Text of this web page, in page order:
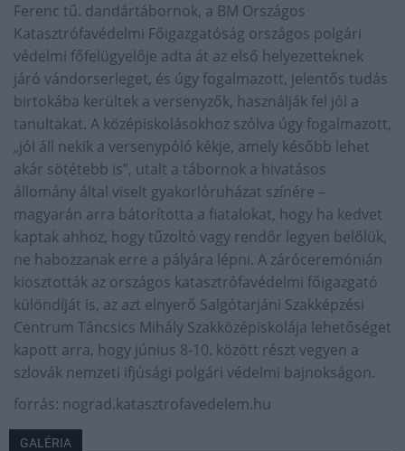
Ferenc tű. dandártábornok, a BM Országos
Katasztrófavédelmi Főigazgatóság országos polgári
védelmi főfelügyelője adta át az első helyezetteknek
járó vándorserleget, és úgy fogalmazott, jelentős tudás
birtokába kerültek a versenyzők, használják fel jól a
tanultakat. A középiskolásokhoz szólva úgy fogalmazott,
„jól áll nekik a versenypóló kékje, amely később lehet
akár sötétebb is”, utalt a tábornok a hivatásos
állomány által viselt gyakorlóruházat színére –
magyarán arra bátorította a fiatalokat, hogy ha kedvet
kaptak ahhoz, hogy tűzoltó vagy rendőr legyen belőlük,
ne habozzanak erre a pályára lépni. A záróceremónián
kiosztották az országos katasztrófavédelmi főigazgató
különdíját is, az azt elnyerő Salgótarjáni Szakképzési
Centrum Táncsics Mihály Szakközépiskolája lehetőséget
kapott arra, hogy június 8-10. között részt vegyen a
szlovák nemzeti ifjúsági polgári védelmi bajnokságon.
forrás: nograd.katasztrofavedelem.hu
GALÉRIA